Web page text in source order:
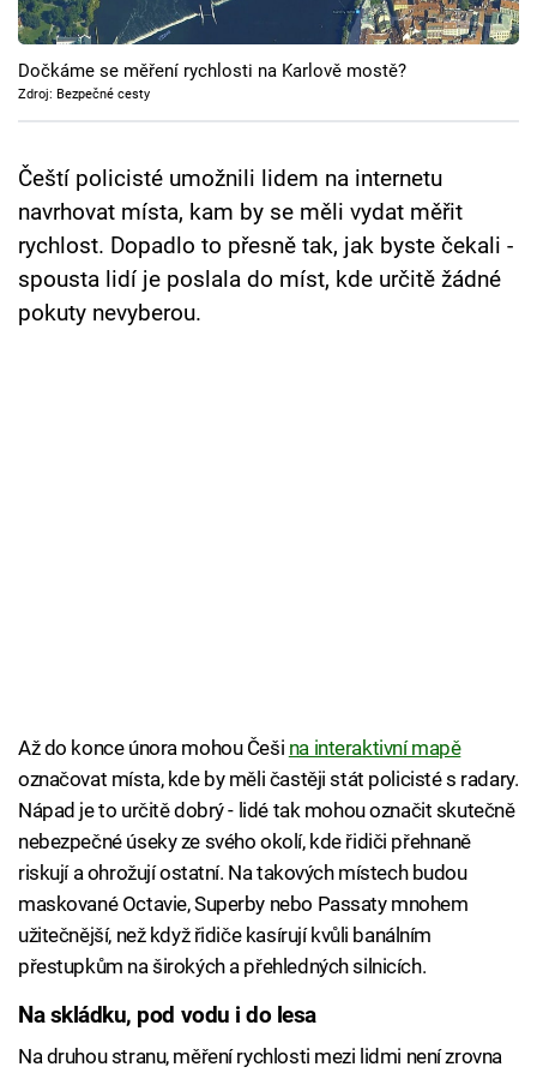
Cool Esport
Pořady
Sledujte prima+
Přihlášení
Dočkáme se měření rychlosti na Karlově mostě?
Zdroj: Bezpečné cesty
Čeští policisté umožnili lidem na internetu
navrhovat místa, kam by se měli vydat měřit
rychlost. Dopadlo to přesně tak, jak byste čekali -
spousta lidí je poslala do míst, kde určitě žádné
pokuty nevyberou.
Až do konce února mohou Češi na interaktivní mapě
označovat místa, kde by měli častěji stát policisté s radary.
Nápad je to určitě dobrý - lidé tak mohou označit skutečně
nebezpečné úseky ze svého okolí, kde řidiči přehnaně
riskují a ohrožují ostatní. Na takových místech budou
maskované Octavie, Superby nebo Passaty mnohem
užitečnější, než když řidiče kasírují kvůli banálním
přestupkům na širokých a přehledných silnicích.
Na skládku, pod vodu i do lesa
Na druhou stranu, měření rychlosti mezi lidmi není zrovna